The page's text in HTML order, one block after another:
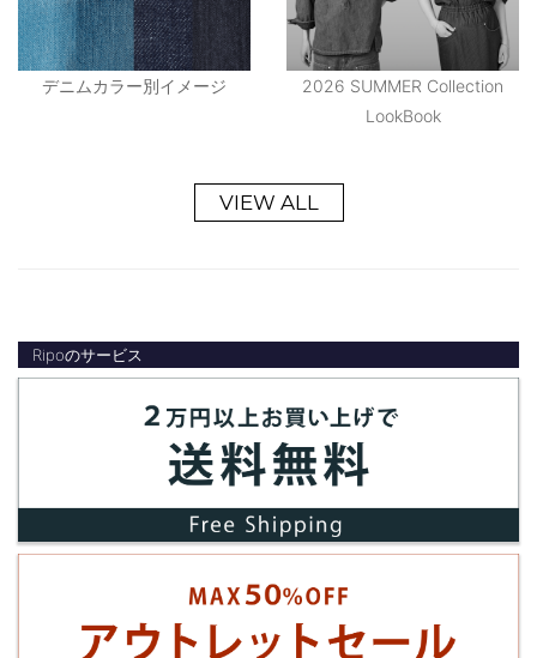
デニムカラー別イメージ
2026 SUMMER Collection
LookBook
VIEW ALL
Ripoのサービス